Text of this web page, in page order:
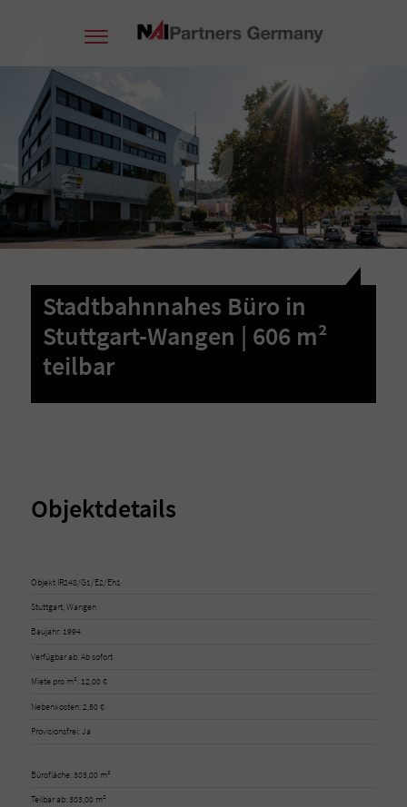
Stadtbahnnahes Büro in
Stuttgart-Wangen | 606 m²
teilbar
Objektdetails
Objekt IR248/G1/E2/Eh1
Stuttgart, Wangen
Baujahr: 1994
Verfügbar ab: Ab sofort
Miete pro m²: 12,00 €
Nebenkosten: 2,50 €
Provisionsfrei: Ja
Bürofläche: 303,00 m²
Teilbar ab: 303,00 m²